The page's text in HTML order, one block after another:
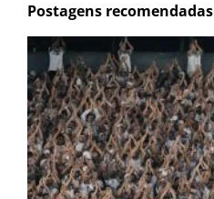
Postagens recomendadas